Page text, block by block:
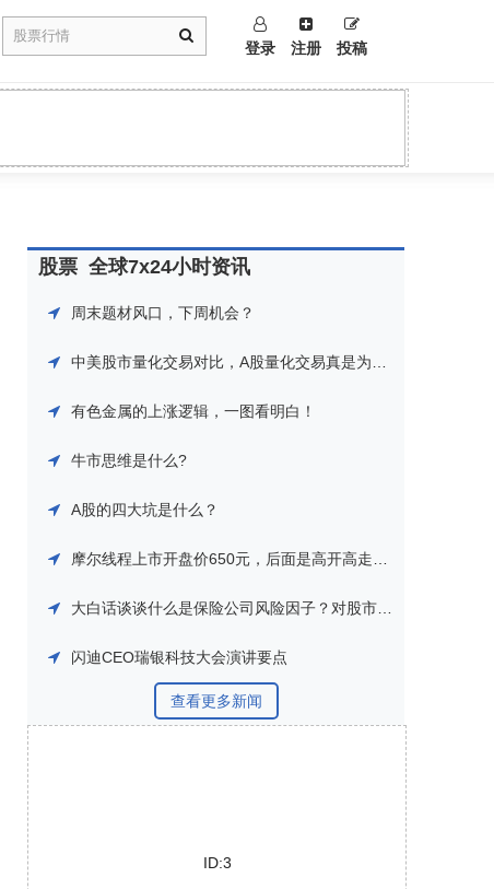
登录 注册 投稿
股票 全球7x24小时资讯
周末题材风口，下周机会？
中美股市量化交易对比，A股量化交易真是为所欲为！
有色金属的上涨逻辑，一图看明白！
牛市思维是什么?
A股的四大坑是什么？
摩尔线程上市开盘价650元，后面是高开高走还是高开低走？
大白话谈谈什么是保险公司风险因子？对股市到底什么影响？
闪迪CEO瑞银科技大会演讲要点
查看更多新闻
ID:3